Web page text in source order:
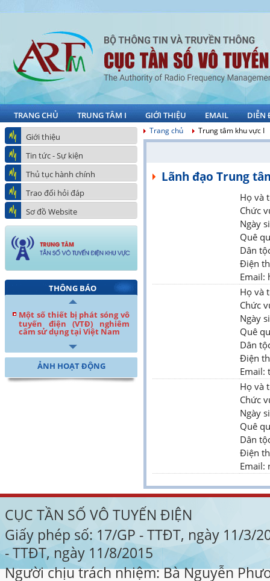
TRANG CHỦ TRUNG TÂM I GIỚI THIỆU EMAIL
DIỄN
Giới thiệu
Tin tức - Sự kiện
Thủ tục hành chính
Trao đổi hỏi đáp
Sơ đồ Website
THÔNG BÁO
Một số thiết bị phát sóng vô
tuyến điện (VTĐ) nghiêm
cấm sử dụng tại Việt Nam
ẢNH HOẠT ĐỘNG
Trang chủ Trung tâm khu vực I
Lãnh đạo Trung
Họ và
Chức
Ngày
Quê
Dân
Điện
Email:
Họ và
Chức
Ngày
Quê
Dân
Điện
Email:
Họ và
Chức
Ngày
Quê
Dân
Điện
Email:
CỤC TẦN SỐ VÔ TUYẾN ĐIỆN
Giấy phép số: 17/GP - TTĐT, ngày 11/3/
- TTĐT, ngày 11/8/2015
Người chịu trách nhiệm: Bà Nguyễn